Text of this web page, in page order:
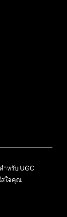
ำหรับ UGC
ส่ใจคุณ